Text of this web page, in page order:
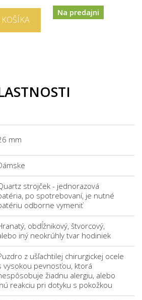
Na predajni
mm
strojček - jednorazová
po spotrebovaní, je nutné
odborne vymeniť
obdĺžnikový, štvorcový,
iný neokrúhly tvar hodiniek
z ušľachtilej chirurgickej ocele
vysokou pevnosťou, ktorá
žiadnu alergiu, alebo
reakciu pri dotyku s pokožkou